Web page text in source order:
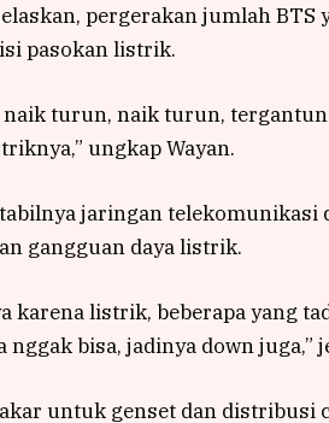
pergerakan jumlah BTS
pasokan listrik.
naik turun, naik turun,
ungkap Wayan.
jaringan telekomunikasi
gangguan daya listrik.
karena listrik, beberapa yang
bisa, jadinya down juga,”
untuk genset dan distribusi